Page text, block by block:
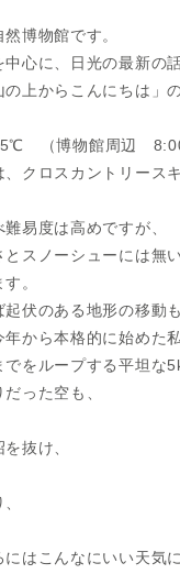
博物館です。
心に、日光の最新の
上からこんにちは」
5℃ （博物館周辺 8:00
クロスカントリース
易度は高めですが、
スノーシューには無
。
伏のある地形の移動
から本格的に始めた
をループする平坦な
った空も、
抜け、
はこんなにいい天気に